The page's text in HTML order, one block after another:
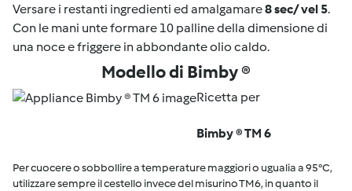
Versare i restanti ingredienti ed amalgamare8 sec/ vel 5.
Con le mani unte formare 10 palline della dimensione di
una noce e friggere in abbondante olio caldo.
Modello di Bimby ®
Ricetta per
Bimby ® TM 6
Per cuocere o sobbollire a temperature maggiori o ugualia a 95°C,
utilizzare sempre il cestello invece del misurino TM6, in quanto il